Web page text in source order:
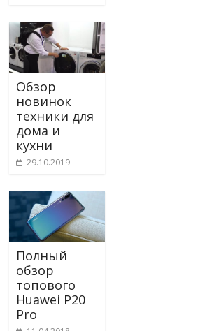
Обзор
новинок
техники для
дома и
кухни
29.10.2019
Полный
обзор
топового
Huawei P20
Pro